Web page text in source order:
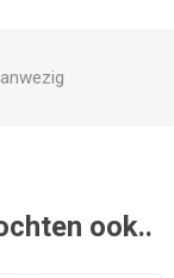
ook..